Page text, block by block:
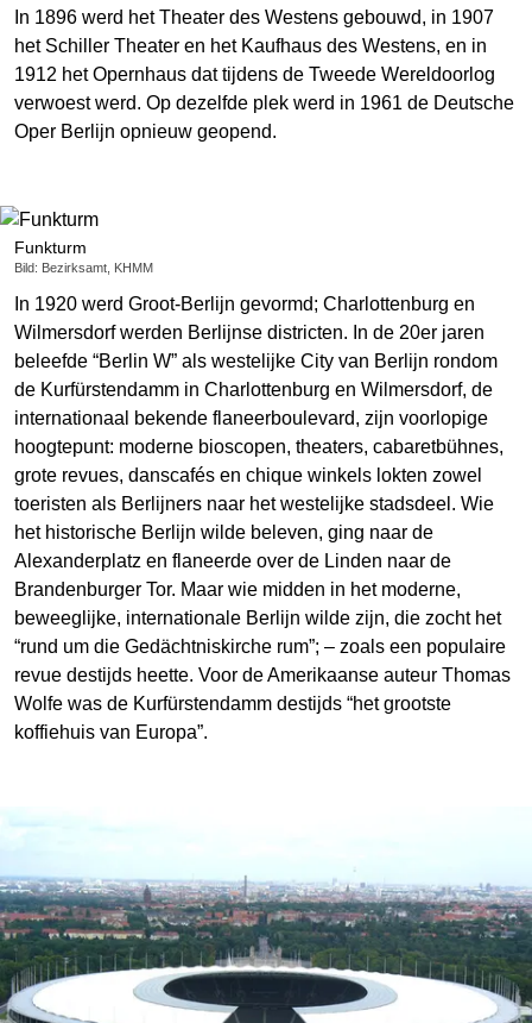
In 1896 werd het Theater des Westens gebouwd, in 1907
het Schiller Theater en het Kaufhaus des Westens, en in
1912 het Opernhaus dat tijdens de Tweede Wereldoorlog
verwoest werd. Op dezelfde plek werd in 1961 de Deutsche
Oper Berlijn opnieuw geopend.
Funkturm
Bild: Bezirksamt, KHMM
In 1920 werd Groot-Berlijn gevormd; Charlottenburg en
Wilmersdorf werden Berlijnse districten. In de 20er jaren
beleefde “Berlin W” als westelijke City van Berlijn rondom
de Kurfürstendamm in Charlottenburg en Wilmersdorf, de
internationaal bekende flaneerboulevard, zijn voorlopige
hoogtepunt: moderne bioscopen, theaters, cabaretbühnes,
grote revues, danscafés en chique winkels lokten zowel
toeristen als Berlijners naar het westelijke stadsdeel. Wie
het historische Berlijn wilde beleven, ging naar de
Alexanderplatz en flaneerde over de Linden naar de
Brandenburger Tor. Maar wie midden in het moderne,
beweeglijke, internationale Berlijn wilde zijn, die zocht het
“rund um die Gedächtniskirche rum”; – zoals een populaire
revue destijds heette. Voor de Amerikaanse auteur Thomas
Wolfe was de Kurfürstendamm destijds “het grootste
koffiehuis van Europa”.